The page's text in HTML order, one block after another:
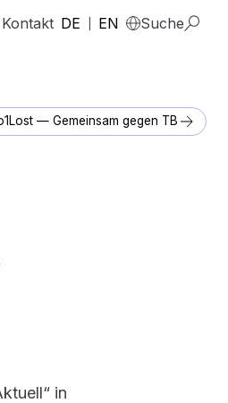
Kontakt DE EN Suche
— Gemeinsam gegen TB
in